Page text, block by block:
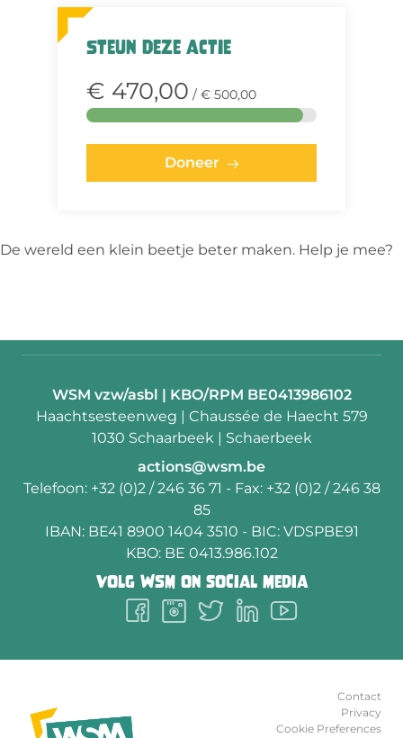
Steun deze actie
€ 470,00 / € 500,00
Doneer
De wereld een klein beetje beter maken. Help je mee?
Contactpersoon:
WSM vzw/asbl | KBO/RPM BE0413986102
Adres:
Haachtsesteenweg | Chaussée de Haecht 579
1030 Schaarbeek | Schaerbeek
E-
mail:
actions@wsm.be
Telefoon: +32 (0)2 / 246 36 71 - Fax: +32 (0)2 / 246 38
85
IBAN: BE41 8900 1404 3510 - BIC: VDSPBE91
KBO: BE 0413.986.102
Volg WSMon social media
Follow
us
Facebook
Follow
us
Instagram
Follow
us
Twitter
Follow
us
LinkedIn
Follow
us
Youtube
Contact
Privacy
Cookie Preferences